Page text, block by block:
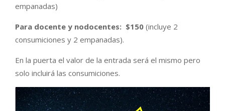
empanadas)
Para docente y nodocentes: $150 (incluye 2
consumiciones y 2 empanadas).
En la puerta el valor de la entrada será el mismo pero
solo incluirá las consumiciones.